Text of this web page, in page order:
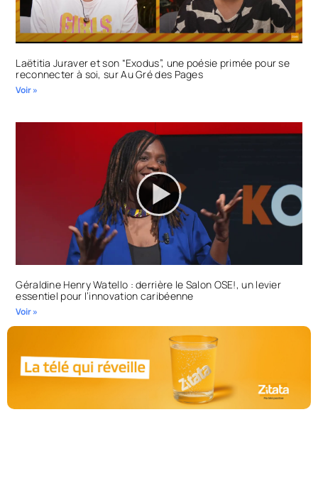
Laëtitia Juraver et son “Exodus”, une poésie primée pour se
reconnecter à soi, sur Au Gré des Pages
Voir »
Géraldine Henry Watello : derrière le Salon OSE!, un levier
essentiel pour l’innovation caribéenne
Voir »